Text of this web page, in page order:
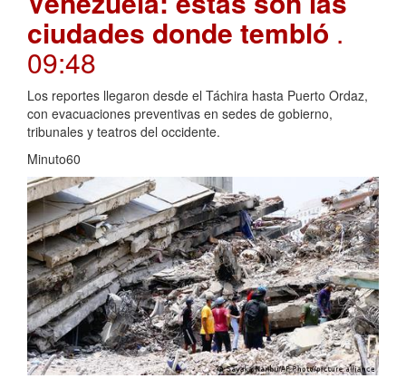
ciudades donde tembló .
09:48
Los reportes llegaron desde el Táchira hasta Puerto Ordaz,
con evacuaciones preventivas en sedes de gobierno,
tribunales y teatros del occidente.
Minuto60